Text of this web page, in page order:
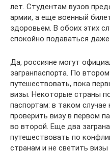
лет. Студентам вузов
армии, а еще военный
здоровьем. В обоих этих
спокойно подаваться
Да, россияне могут
загранпаспорта. По
путешествовать, пока
визы. Некоторые страны
паспортам: в таком случае
проверить визу в первом
во второй. Еще два
путешествовать по
странам и не светить